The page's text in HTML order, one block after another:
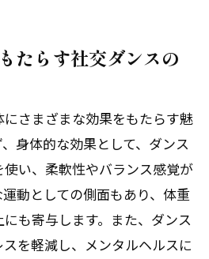
たらす社交ダンスの
さまざまな効果をもたらす魅
身体的な効果として、ダンス
い、柔軟性やバランス感覚が
動としての側面もあり、体重
も寄与します。また、ダンス
を軽減し、メンタルヘルスに